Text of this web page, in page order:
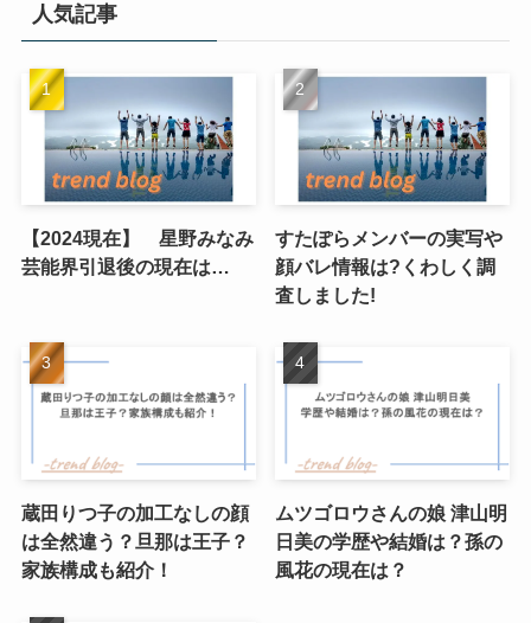
人気記事
【2024現在】 星野みなみ
芸能界引退後の現在は…
すたぽらメンバーの実写や
顔バレ情報は?くわしく調
査しました!
蔵田りつ子の加工なしの顔
は全然違う？旦那は王子？
家族構成も紹介！
ムツゴロウさんの娘 津山明
日美の学歴や結婚は？孫の
風花の現在は？